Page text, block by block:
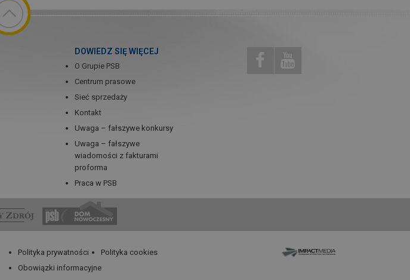
DOWIEDZ SIĘ WIĘCEJ
O Grupie PSB
Centrum prasowe
Sieć sprzedaży
Kontakt
Uwaga – fałszywe konkursy
Uwaga – fałszywe
wiadomości z fakturami
proforma
Praca w PSB
Polityka prywatności
Polityka cookies
Obowiązki informacyjne